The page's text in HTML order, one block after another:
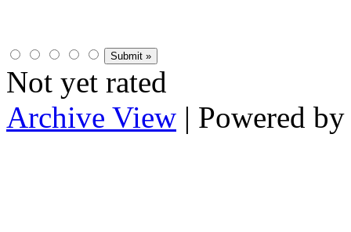
Not yet rated
Archive View | Powered